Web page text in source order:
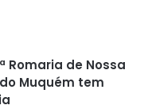
Romaria de Nossa
Muquém tem